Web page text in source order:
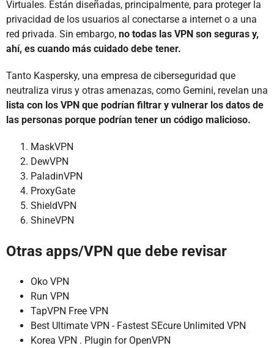
Virtuales. Están diseñadas, principalmente, para proteger la
privacidad de los usuarios al conectarse a internet o a una
red privada. Sin embargo, no todas las VPN son seguras y,
ahí, es cuando más cuidado debe tener.
Tanto Kaspersky, una empresa de ciberseguridad que
neutraliza virus y otras amenazas, como Gemini, revelan una
lista con los VPN que podrían filtrar y vulnerar los datos de
las personas porque podrían tener un código malicioso.
MaskVPN
DewVPN
PaladinVPN
ProxyGate
ShieldVPN
ShineVPN
Otras apps/VPN que debe revisar
Oko VPN
Run VPN
TapVPN Free VPN
Best Ultimate VPN - Fastest SEcure Unlimited VPN
Korea VPN . Plugin for OpenVPN